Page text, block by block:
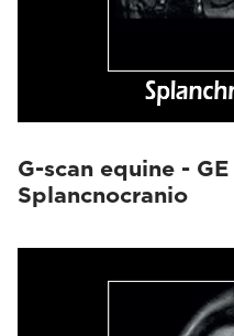
G-scan equine -
Splancnocranio